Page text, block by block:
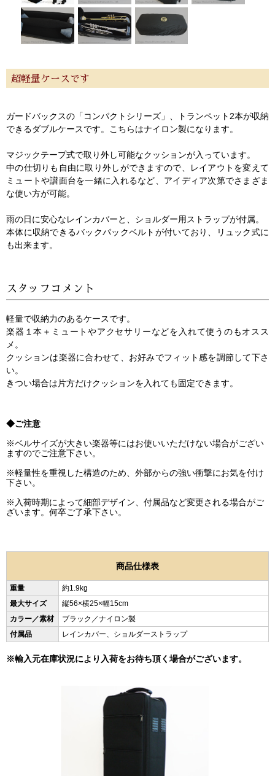
超軽量ケースです
ガードバックスの「コンパクトシリーズ」、トランペット2本が収納
できるダブルケースです。こちらはナイロン製になります。
マジックテープ式で取り外し可能なクッションが入っています。
中の仕切りも自由に取り外しができますので、レイアウトを変えて
ミュートや譜面台を一緒に入れるなど、アイディア次第でさまざま
な使い方が可能。
雨の日に安心なレインカバーと、ショルダー用ストラップが付属。
本体に収納できるバックパックベルトが付いており、リュック式に
も出来ます。
スタッフコメント
軽量で収納力のあるケースです。
楽器１本＋ミュートやアクセサリーなどを入れて使うのもオスス
メ。
クッションは楽器に合わせて、お好みでフィット感を調節して下さ
い。
きつい場合は片方だけクッションを入れても固定できます。
◆ご注意
※ベルサイズが大きい楽器等にはお使いいただけない場合がござい
ますのでご注意下さい。
※軽量性を重視した構造のため、外部からの強い衝撃にお気を付け
下さい。
※入荷時期によって細部デザイン、付属品など変更される場合がご
ざいます。何卒ご了承下さい。
商品仕様表
重量
約1.9kg
最大サイズ
縦56×横25×幅15cm
カラー／素材
ブラック／ナイロン製
付属品
レインカバー、ショルダーストラップ
※輸入元在庫状況により入荷をお待ち頂く場合がございます。